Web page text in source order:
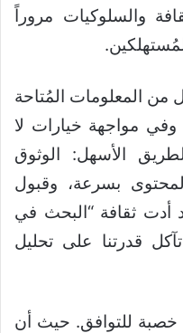
والسلوكيات مروراً
من المعلومات المُتاحة
وفي مواجهة خيارات لا
الأسهل: الوثوق
بسرعة، وقبول
أدت ثقافة “البحث في
قدرتنا على تحليل
خصبة للتوافق. حيث أن